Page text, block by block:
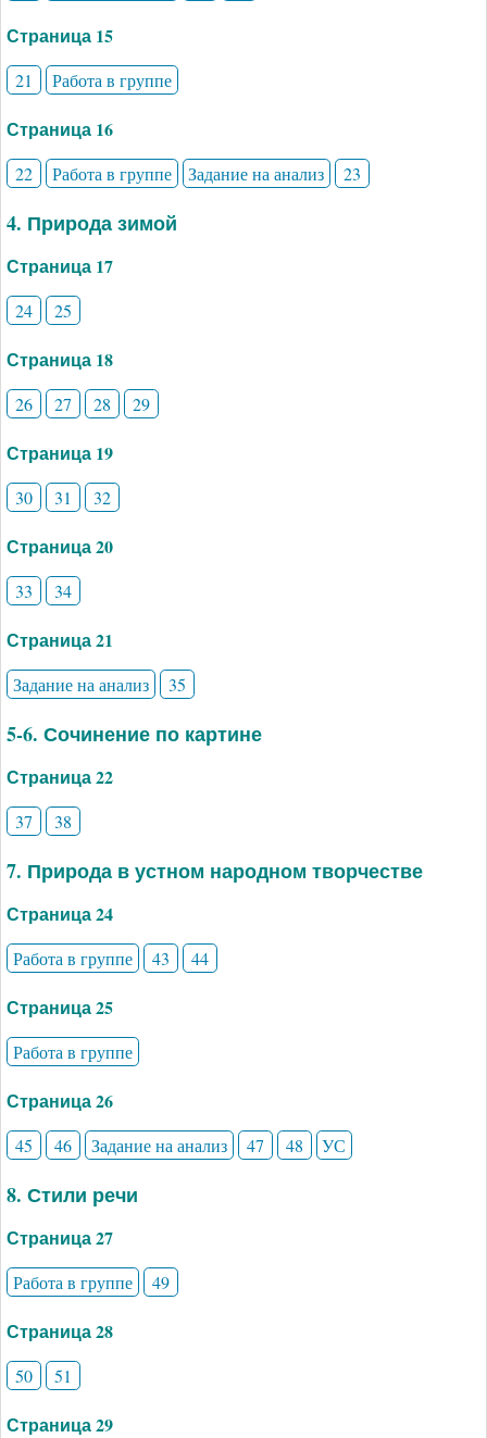
Страница 15
21 Работа в группе
Страница 16
22 Работа в группе Задание на анализ 23
4. Природа зимой
Страница 17
24 25
Страница 18
26 27 28 29
Страница 19
30 31 32
Страница 20
33 34
Страница 21
Задание на анализ 35
5-6. Сочинение по картине
Страница 22
37 38
7. Природа в устном народном творчестве
Страница 24
Работа в группе 43 44
Страница 25
Работа в группе
Страница 26
45 46 Задание на анализ 47 48 УС
8. Стили речи
Страница 27
Работа в группе 49
Страница 28
50 51
Страница 29